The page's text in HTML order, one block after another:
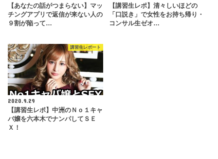
【あなたの話がつまらない】マッ
チングアプリで返信が来ない人の
９割が陥って…
【講習生レポ】清々しいほどの
「口説き」で女性をお持ち帰り・
コンサル生ゼオ…
講習生レポート
2020.9.29
【講習生レポ】中洲のＮｏ１キャ
バ嬢を六本木でナンパしてＳＥ
Ｘ！